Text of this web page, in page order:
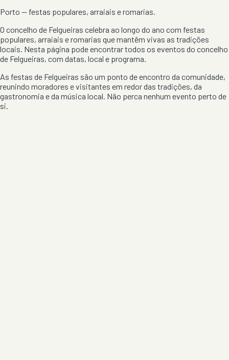
Porto — festas populares, arraiais e romarias.
O concelho de Felgueiras celebra ao longo do ano com festas
populares, arraiais e romarias que mantêm vivas as tradições
locais. Nesta página pode encontrar todos os eventos do concelho
de Felgueiras, com datas, local e programa.
As festas de Felgueiras são um ponto de encontro da comunidade,
reunindo moradores e visitantes em redor das tradições, da
gastronomia e da música local. Não perca nenhum evento perto de
si.